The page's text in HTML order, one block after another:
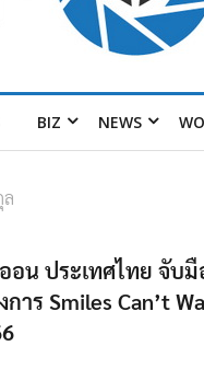
BIZ NEWS
อน ประเทศไทย จับ
การ Smiles Can’t